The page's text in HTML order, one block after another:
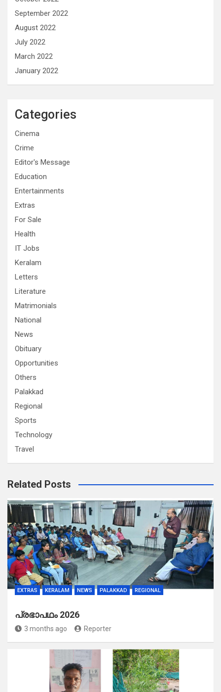
September 2022
August 2022
July 2022
March 2022
January 2022
Categories
Cinema
Crime
Editor's Message
Education
Entertainments
Extras
For Sale
Health
IT Jobs
Keralam
Letters
Literature
Matrimonials
National
News
Obituary
Opportunities
Others
Palakkad
Regional
Sports
Technology
Travel
Related Posts
EXTRAS KERALAM NEWS PALAKKAD REGIONAL
പ്രഭാപഥം 2026
3 months ago Reporter